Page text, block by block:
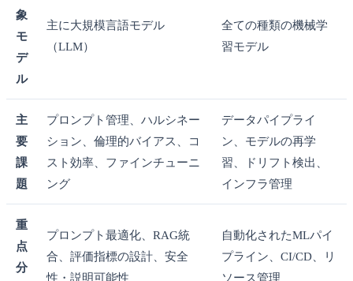
象
モ
デ
ル
主に大規模言語モデル
（LLM）
全ての種類の機械学
習モデル
主
要
課
題
プロンプト管理、ハルシネー
ション、倫理的バイアス、コ
スト効率、ファインチューニ
ング
データパイプライ
ン、モデルの再学
習、ドリフト検出、
インフラ管理
重
点
分
プロンプト最適化、RAG統
合、評価指標の設計、安全
性・説明可能性
自動化されたMLパイ
プライン、CI/CD、リ
ソース管理